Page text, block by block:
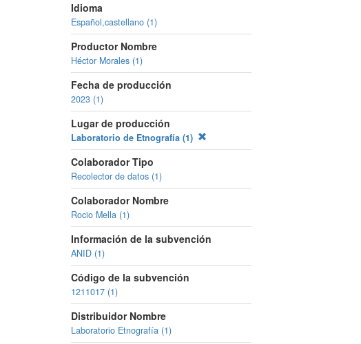
Idioma
Español,castellano (1)
Productor Nombre
Héctor Morales (1)
Fecha de producción
2023 (1)
Lugar de producción
Laboratorio de Etnografía (1)
Colaborador Tipo
Recolector de datos (1)
Colaborador Nombre
Rocio Mella (1)
Información de la subvención
ANID (1)
Código de la subvención
1211017 (1)
Distribuidor Nombre
Laboratorio Etnografía (1)